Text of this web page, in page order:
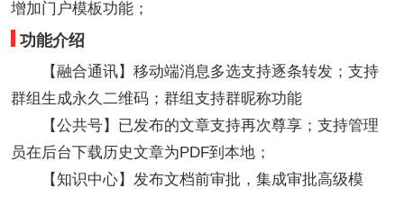
增加门户模板功能；
功能介绍
【融合通讯】移动端消息多选支持逐条转发；支持
群组生成永久二维码；群组支持群昵称功能
【公共号】已发布的文章支持再次尊享；支持管理
员在后台下载历史文章为PDF到本地；
【知识中心】发布文档前审批，集成审批高级模